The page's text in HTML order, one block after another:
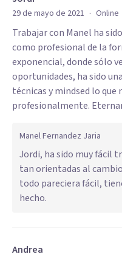
29 de mayo de 2021 · Online
Trabajar con Manel ha
como profesional de la
exponencial, donde sólo
oportunidades, ha sido
técnicas y mindsed lo que
profesionalmente.
Manel Fernandez Jaria
Jordi, ha sido muy fácil
tan orientadas al
todo pareciera fácil,
hecho.
Andrea